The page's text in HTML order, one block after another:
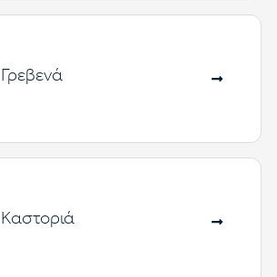
Γρεβενά
Καστοριά